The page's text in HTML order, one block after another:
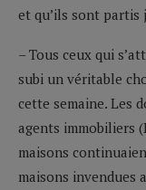
et qu’ils sont
– Tous ceux qui
subi un véritable
cette semaine. Les
agents immobiliers
maisons
maisons invendues